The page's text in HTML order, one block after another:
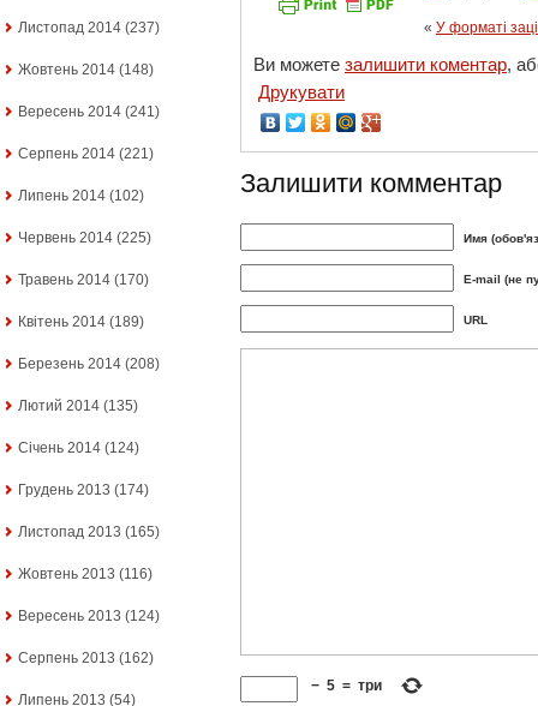
Листопад 2014 (237)
Жовтень 2014 (148)
Вересень 2014 (241)
Серпень 2014 (221)
Липень 2014 (102)
Червень 2014 (225)
Травень 2014 (170)
Квітень 2014 (189)
Березень 2014 (208)
Лютий 2014 (135)
Січень 2014 (124)
Грудень 2013 (174)
Листопад 2013 (165)
Жовтень 2013 (116)
Вересень 2013 (124)
Серпень 2013 (162)
Липень 2013 (54)
« У форматі
Ви можете залишити коментар,
Друкувати
Залишити комментар
Имя
E-mail (не
URL
− 5 = три